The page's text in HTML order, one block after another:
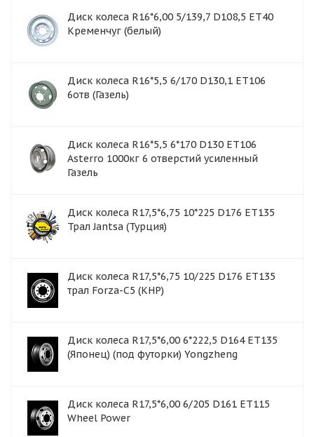
Диск колеса R16*6,00 5/139,7 D108,5 ET40
Кременчуг (белый)
Диск колеса R16*5,5 6/170 D130,1 ET106
6отв (Газель)
Диск колеса R16*5,5 6*170 D130 ET106
Asterro 1000кг 6 отверстий усиленный
Газель
Диск колеса R17,5*6,75 10*225 D176 ET135
Трал Jantsa (Турция)
Диск колеса R17,5*6,75 10/225 D176 ET135
трал Forza-C5 (КНР)
Диск колеса R17,5*6,00 6*222,5 D164 ET135
(Японец) (под футорки) Yongzheng
Диск колеса R17,5*6,00 6/205 D161 ET115
Wheel Power